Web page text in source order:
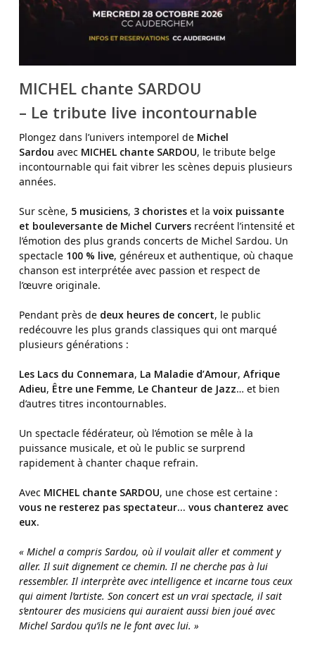
MICHEL chante SARDOU
– Le tribute live incontournable
Plongez dans l’univers intemporel de Michel
Sardou avec MICHEL chante SARDOU, le tribute belge
incontournable qui fait vibrer les scènes depuis plusieurs
années.
Sur scène, 5 musiciens, 3 choristeset la voix puissante
et bouleversante de Michel Curversrecréent l’intensité et
l’émotion des plus grands concerts de Michel Sardou. Un
spectacle 100 % live, généreux et authentique, où chaque
chanson est interprétée avec passion et respect de
l’œuvre originale.
Pendant près de deux heures de concert, le public
redécouvre les plus grands classiques qui ont marqué
plusieurs générations :
Les Lacs du Connemara, La Maladie d’Amour, Afrique
Adieu, Être une Femme, Le Chanteur de Jazz… et bien
d’autres titres incontournables.
Un spectacle fédérateur, où l’émotion se mêle à la
puissance musicale, et où le public se surprend
rapidement à chanter chaque refrain.
Avec MICHEL chante SARDOU, une chose est certaine :
vous ne resterez pas spectateur… vous chanterez avec
eux.
« Michel a compris Sardou, où il voulait aller et comment y
aller. Il suit dignement ce chemin. Il ne cherche pas à lui
ressembler. Il interprète avec intelligence et incarne tous ceux
qui aiment l’artiste. Son concert est un vrai spectacle, il sait
s’entourer des musiciens qui auraient aussi bien joué avec
Michel Sardou qu’ils ne le font avec lui. »